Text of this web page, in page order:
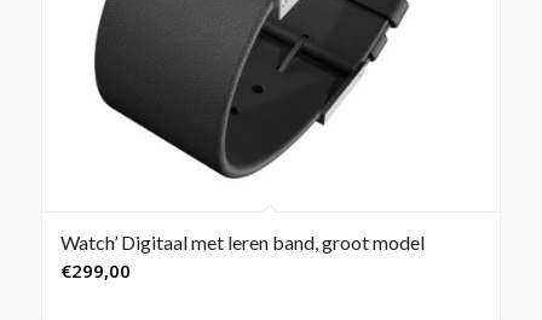
Watch’ Digitaal met leren band, groot model
€299,00